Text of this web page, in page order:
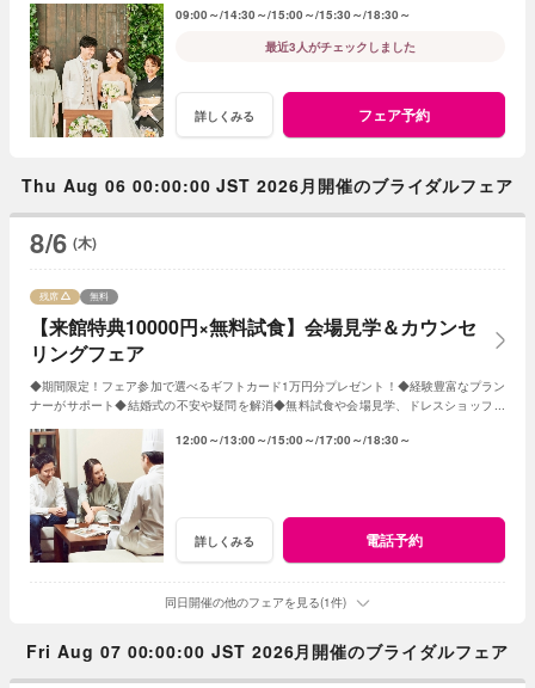
09:00～ 14:30～ 15:00～ 15:30～ 18:30～
最近3人がチェックしました
詳しくみる フェア予約
Thu Aug 06 00:00:00 JST 2026月開催のブライダルフェア
8/6 (木)
【来館特典10000円×無料試食】会場見学＆カウンセ
リングフェア
残席 無料
◆期間限定！フェア参加で選べるギフトカード1万円分プレゼント！◆経験豊富なプラン
ナーがサポート◆結婚式の不安や疑問を解消◆無料試食や会場見学、ドレスショップ見
12:00～ 13:00～ 15:00～ 17:00～ 18:30～
詳しくみる 電話予約
同日開催の他のフェアを見る(1件)
Fri Aug 07 00:00:00 JST 2026月開催のブライダルフェア